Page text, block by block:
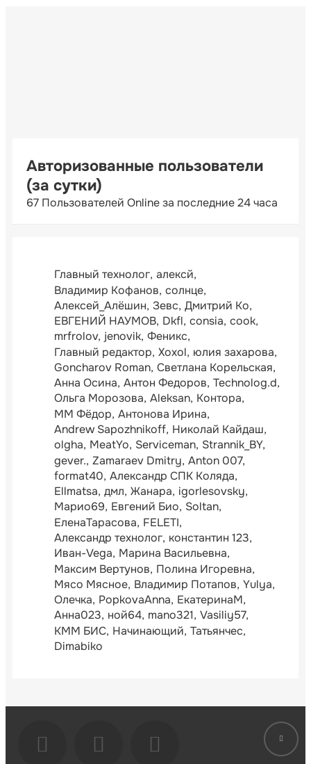
Авторизованные пользователи
(за сутки)
67 Пользователей Online за последние 24 часа
Главный технолог алексй
Владимир Кофанов солнце
Алексей_Алёшин Зевс Дмитрий Ко
ЕВГЕНИЙ НАУМОВ Dkfl consia cook
mrfrolov jenovik Феникс
Главный редактор Xoxol юлия захарова
Goncharov Roman Светлана Корельская
Анна Осина Антон Федоров Technolog.d
Ольга Морозова Aleksan Контора
ММ Фёдор Антонова Ирина
Andrew Sapozhnikoff Николай Кайдаш
olgha MeatYo Serviceman Strannik_BY
gever. Zamaraev Dmitry Anton 007
format40 Александр СПК Коляда
Ellmatsa дмл Жанара igorlesovsky
Марио69 Евгений Био Soltan
ЕленаТарасова FELETI
Александр технолог константин 123
Иван-Vega Марина Васильевна
Максим Вертунов Полина Игоревна
Мясо Мясное Владимир Потапов Yulya
Олечка PopkovaAnna ЕкатеринаМ
Анна023 ной64 mano321 Vasiliy57
КММ БИС Начинающий Татьянчес
Dimabiko